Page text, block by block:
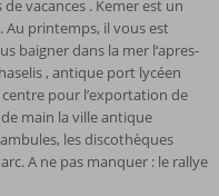
vacances . Kemer est un
Au printemps, il vous est
baigner dans la mer l‘apres-
, antique port lycéen
pour l’exportation de
main la ville antique
les discothèques
A ne pas manquer : le rallye